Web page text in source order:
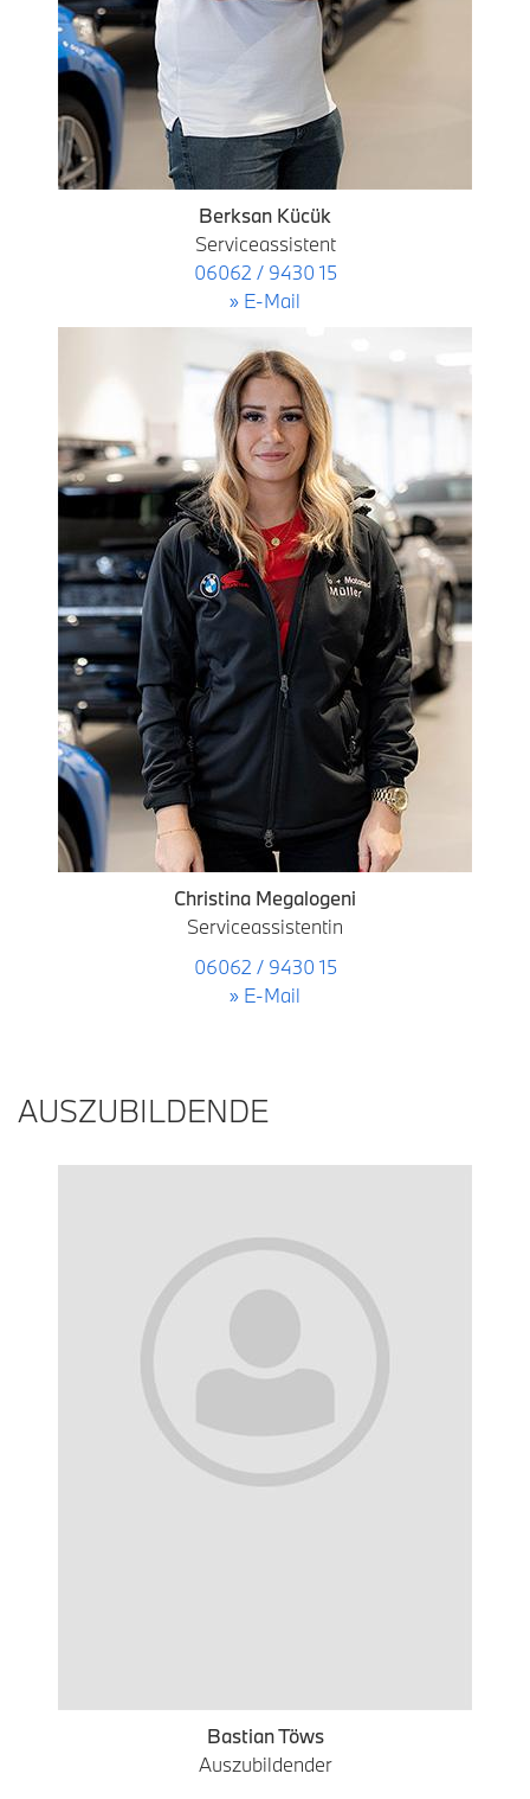
Berksan Kücük
Serviceassistent
06062 / 9430 15
» E-Mail
Christina Megalogeni
Serviceassistentin
06062 / 9430 15
» E-Mail
AUSZUBILDENDE
Bastian Töws
Auszubildender